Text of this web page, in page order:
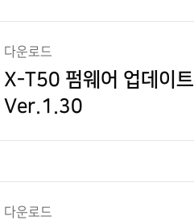
다운로드
X-T50 펌웨어 업데이트
Ver.1.30
다운로드